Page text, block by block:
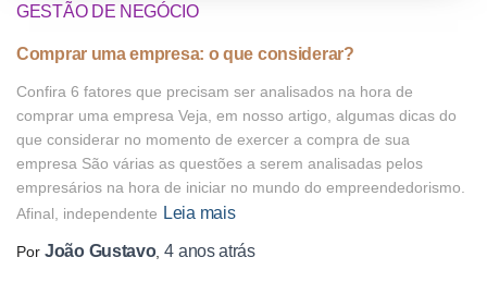
GESTÃO DE NEGÓCIO
Comprar uma empresa: o que considerar?
Confira 6 fatores que precisam ser analisados na hora de
comprar uma empresa Veja, em nosso artigo, algumas dicas do
que considerar no momento de exercer a compra de sua
empresa São várias as questões a serem analisadas pelos
empresários na hora de iniciar no mundo do empreendedorismo.
Afinal, independente Leia mais
Por João Gustavo,4 anosatrás